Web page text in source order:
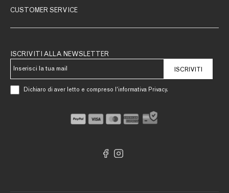
CUSTOMER SERVICE
ISCRIVITI ALLA NEWSLETTER
ISCRIVITI
Dichiaro di aver letto e compreso l’informativa Privacy.